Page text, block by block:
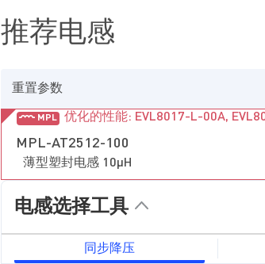
推荐电感
重置参数
MPL 优化的性能: EVL8017-L-00A,
MPL-AT2512-100
薄型塑封电感 10µH
电感选择工具
同步降压